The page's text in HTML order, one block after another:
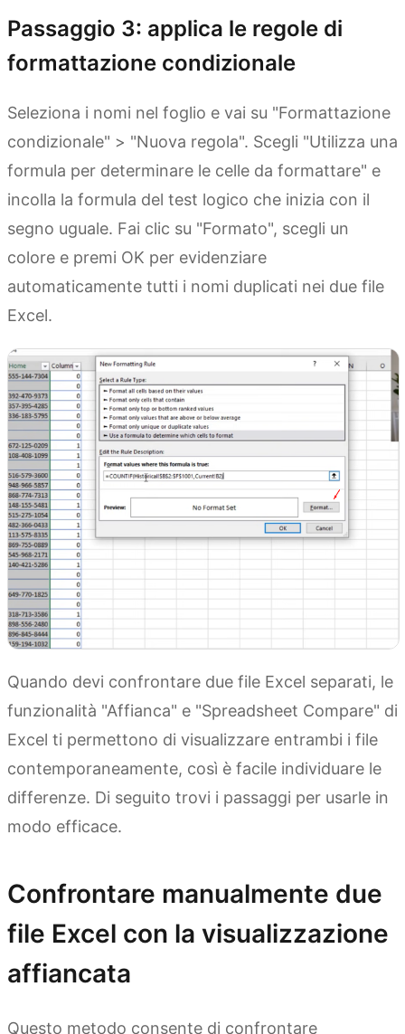
Passaggio 3: applica le regole di
formattazione condizionale
Seleziona i nomi nel foglio e vai su "Formattazione
condizionale" > "Nuova regola". Scegli "Utilizza una
formula per determinare le celle da formattare" e
incolla la formula del test logico che inizia con il
segno uguale. Fai clic su "Formato", scegli un
colore e premi OK per evidenziare
automaticamente tutti i nomi duplicati nei due file
Excel.
Quando devi confrontare due file Excel separati, le
funzionalità "Affianca" e "Spreadsheet Compare" di
Excel ti permettono di visualizzare entrambi i file
contemporaneamente, così è facile individuare le
differenze. Di seguito trovi i passaggi per usarle in
modo efficace.
Confrontare manualmente due
file Excel con la visualizzazione
affiancata
Questo metodo consente di confrontare